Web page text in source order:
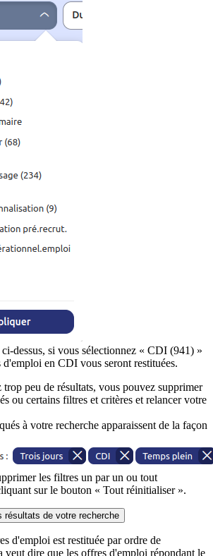
dessus, si vous sélectionnez « CDI (941) »
d'emploi en CDI vous seront restituées.
trop peu de résultats, vous pouvez supprimer
ou certains filtres et critères et relancer votre
à votre recherche apparaissent de la façon
les filtres un par un ou tout
sur le bouton « Tout réinitialiser ».
résultats de votre recherche
d'emploi est restituée par ordre de
veut dire que les offres d'emploi répondant le